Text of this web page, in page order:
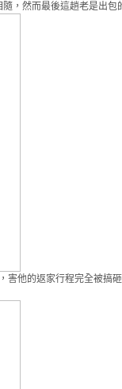
，然而最後這趟老是出包
他的返家行程完全被搞